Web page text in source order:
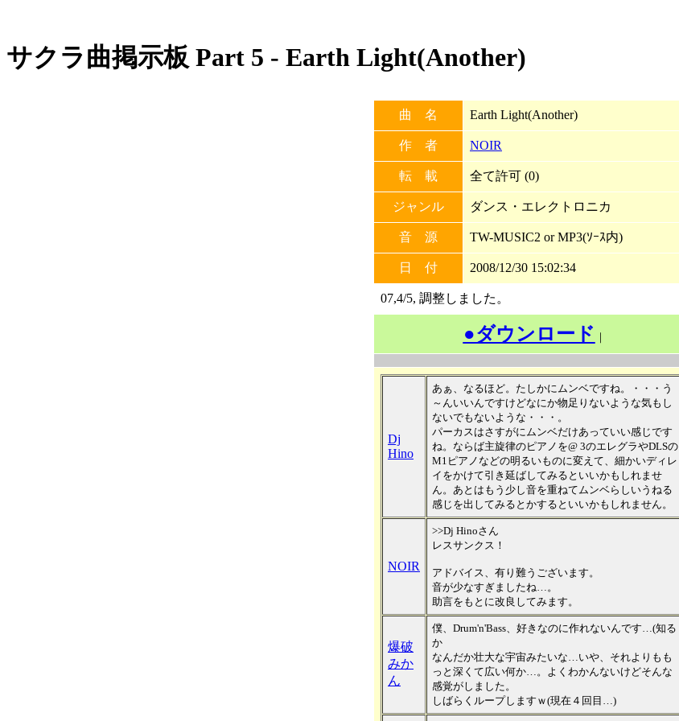
サクラ曲掲示板 Part 5 - Earth Light(Another)
曲 名 Earth Light(Another)
作 者 NOIR
転 載 全て許可 (0)
ジャンル ダンス・エレクトロニカ
音 源 TW-MUSIC2 or MP3(ｿｰｽ内)
日 付 2008/12/30 15:02:34
07,4/5, 調整しました。
●ダウンロード ｜
Dj
Hino
あぁ、なるほど。たしかにムンベですね。・・・う
～んいいんですけどなにか物足りないような気もし
ないでもないような・・・。
パーカスはさすがにムンベだけあっていい感じです
ね。ならば主旋律のピアノを@ 3のエレグラやDLSの
M1ピアノなどの明るいものに変えて、細かいディレ
イをかけて引き延ばしてみるといいかもしれませ
ん。あとはもう少し音を重ねてムンベらしいうねる
感じを出してみるとかするといいかもしれません。
NOIR
>>Dj Hinoさん
レスサンクス！
アドバイス、有り難うございます。
音が少なすぎましたね…。
助言をもとに改良してみます。
爆破
みか
ん
僕、Drum'n'Bass、好きなのに作れないんです…(知る
か
なんだか壮大な宇宙みたいな…いや、それよりもも
っと深くて広い何か…。よくわかんないけどそんな
感覚がしました。
しばらくループしますｗ(現在４回目…)